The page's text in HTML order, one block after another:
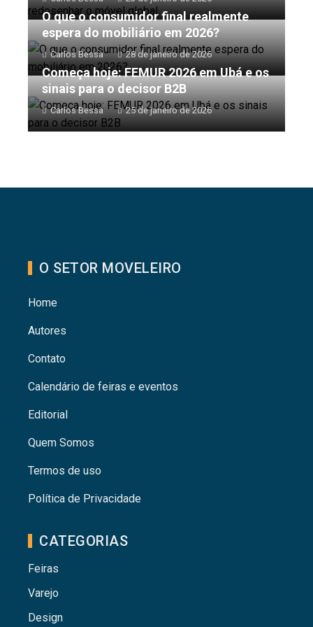
O que o consumidor final realmente
espera do mobiliário em 2026?
Carlos Bessa 28 de janeiro de 2026
Começa hoje: FEMUR 2026 em Ubá e os
sinais para o decisor B2B
Carlos Bessa 25 de janeiro de 2026
O SETOR MOVELEIRO
Home
Autores
Contato
Calendário de feiras e eventos
Editorial
Quem Somos
Termos de uso
Política de Privacidade
CATEGORIAS
Feiras
Varejo
Design